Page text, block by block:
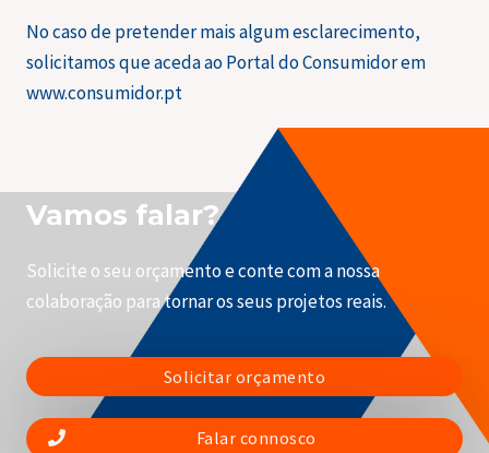
No caso de pretender mais algum esclarecimento,
solicitamos que aceda ao Portal do Consumidor em
www.consumidor.pt
Vamos falar?
Solicite o seu orçamento e conte com a nossa
colaboração para tornar os seus projetos reais.
Solicitar orçamento
Falar connosco